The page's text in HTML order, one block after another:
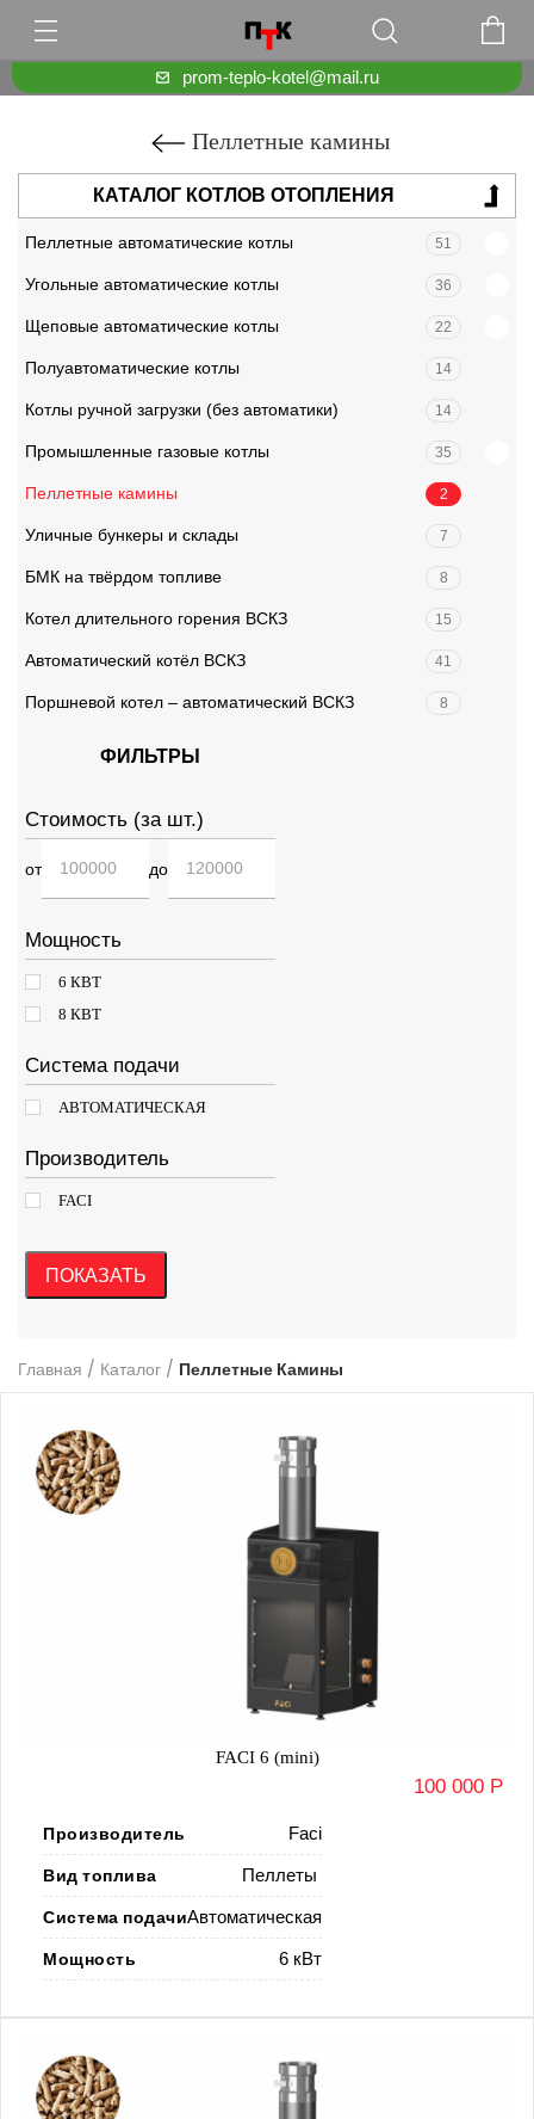
prom-teplo-kotel@mail.ru
Пеллетные камины
КАТАЛОГ КОТЛОВ ОТОПЛЕНИЯ
Пеллетные автоматические котлы 51
Угольные автоматические котлы 36
Щеповые автоматические котлы 22
Полуавтоматические котлы 14
Котлы ручной загрузки (без автоматики) 14
Промышленные газовые котлы 35
Пеллетные камины 2
Уличные бункеры и склады 7
БМК на твёрдом топливе 8
Котел длительного горения ВСКЗ 15
Автоматический котёл ВСКЗ 41
Поршневой котел – автоматический ВСКЗ 8
ФИЛЬТРЫ
Стоимость (за шт.)
от до
Мощность
6 КВТ
8 КВТ
Система подачи
АВТОМАТИЧЕСКАЯ
Производитель
FACI
ПОКАЗАТЬ
Главная / Каталог / Пеллетные Камины
FACI 6 (mini)
100 000 Р
Производитель Faci
Вид топлива Пеллеты
Система подачиАвтоматическая
Мощность 6 кВт